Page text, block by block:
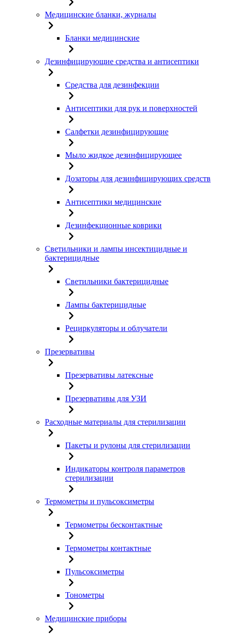
Медицинские бланки, журналы
Бланки медицинские
Дезинфицирующие средства и антисептики
Средства для дезинфекции
Антисептики для рук и поверхностей
Салфетки дезинфицирующие
Мыло жидкое дезинфицирующее
Дозаторы для дезинфицирующих средств
Антисептики медицинские
Дезинфекционные коврики
Светильники и лампы инсектицидные и
бактерицидные
Светильники бактерицидные
Лампы бактерицидные
Рециркуляторы и облучатели
Презервативы
Презервативы латексные
Презервативы для УЗИ
Расходные материалы для стерилизации
Пакеты и рулоны для стерилизации
Индикаторы контроля параметров
стерилизации
Термометры и пульсоксиметры
Термометры бесконтактные
Термометры контактные
Пульсоксиметры
Тонометры
Медицинские приборы